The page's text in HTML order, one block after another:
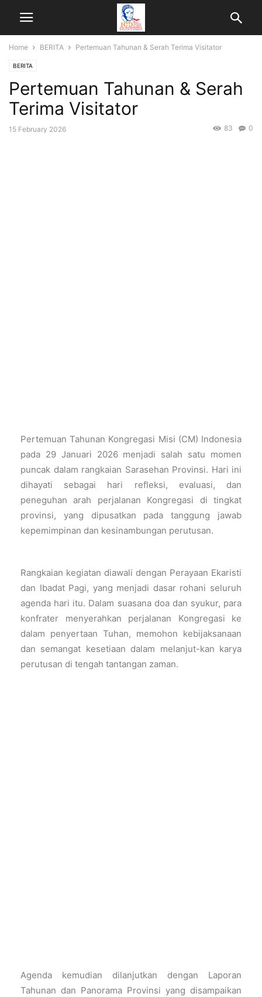
Home BERITA Pertemuan Tahunan & Serah Terima Visitator
BERITA
Pertemuan Tahunan & Serah
Terima Visitator
15 February 2026 0
83
Pertemuan Tahunan Kongregasi Misi (CM) Indonesia
pada 29 Januari 2026 menjadi salah satu momen
puncak dalam rangkaian Sarasehan Provinsi. Hari ini
dihayati sebagai hari refleksi, evaluasi, dan
peneguhan arah perjalanan Kongregasi di tingkat
provinsi, yang dipusatkan pada tanggung jawab
kepemimpinan dan kesinambungan perutusan.
Rangkaian kegiatan diawali dengan Perayaan Ekaristi
dan Ibadat Pagi, yang menjadi dasar rohani seluruh
agenda hari itu. Dalam suasana doa dan syukur, para
konfrater menyerahkan perjalanan Kongregasi ke
dalam penyertaan Tuhan, memohon kebijaksanaan
dan semangat kesetiaan dalam melanjut-kan karya
perutusan di tengah tantangan zaman.
Agenda kemudian dilanjutkan dengan Laporan
Tahunan dan Panorama Provinsi yang disampaikan